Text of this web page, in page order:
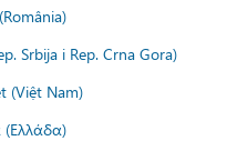
Srbija i Rep. Crna Gora)
(Việt Nam)
(Ελλάδα)